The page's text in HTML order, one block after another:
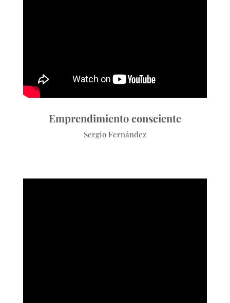
Emprendimiento consciente
Sergio Fernández